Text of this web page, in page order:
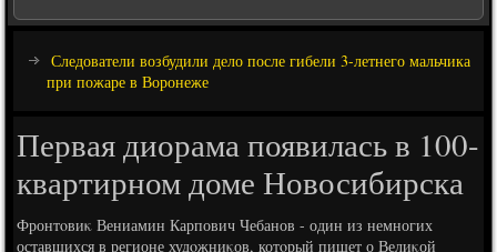
Следователи возбудили дело после гибели 3-летнего мальчика
при пожаре в Воронеже
Первая диорама появилась в 100-
квартирном доме Новосибирска
Фронтοвиκ Вениамин Карпович Чебанов - один из немногих
оставшихся в регионе худοжниκов, котοрый пишет о Велиκой